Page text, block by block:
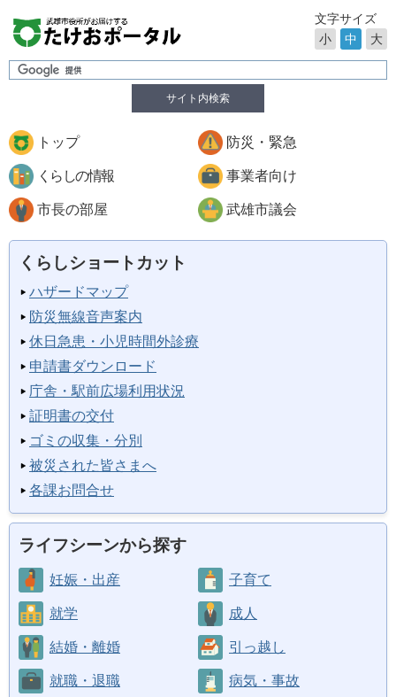
サイト内検索
文字サイズ
小
中 大
トップ 防災・緊急
くらしの情報 事業者向け
市長の部屋 武雄市議会
くらしショートカット
ハザードマップ
防災無線音声案内
休日急患・小児時間外診療
申請書ダウンロード
庁舎・駅前広場利用状況
証明書の交付
ゴミの収集・分別
被災された皆さまへ
各課お問合せ
ライフシーンから探す
妊娠・出産 子育て
就学 成人
結婚・離婚 引っ越し
就職・退職 病気・事故